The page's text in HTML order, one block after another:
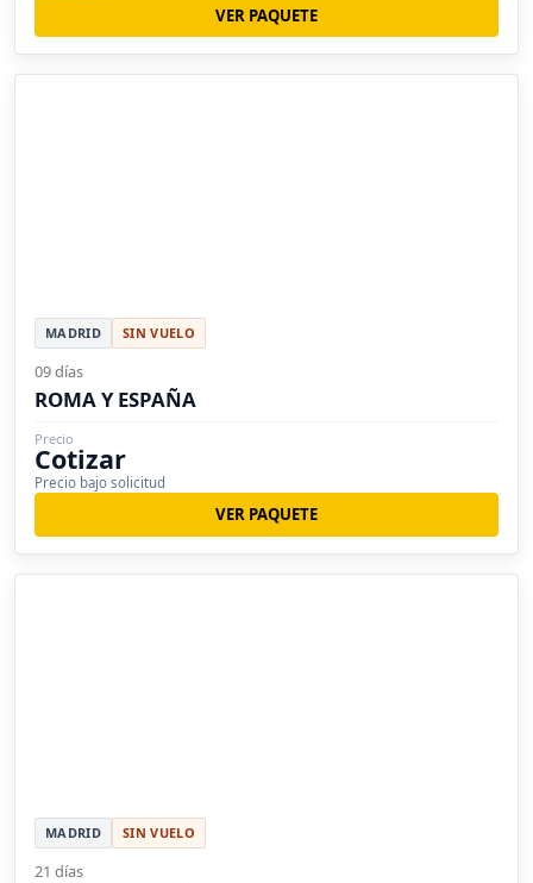
VER PAQUETE
MADRID SIN VUELO
09 días
ROMA Y ESPAÑA
Precio
Cotizar
Precio bajo solicitud
VER PAQUETE
MADRID SIN VUELO
21 días